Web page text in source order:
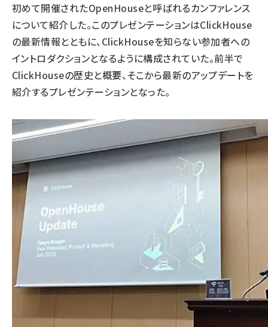
初めて開催されたOpenHouseと呼ばれるカンファレンス
について紹介した。このプレゼンテーションはClickHouse
の最新情報とともに、ClickHouseを知らない参加者への
イントロダクションとなるように構成されていた。前半で
ClickHouseの歴史と概要、そこから最新のアップデートを
紹介するプレゼンテーションとなった。